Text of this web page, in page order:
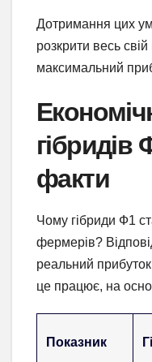
Дотримання цих
розкрити весь
максимальний
факти
Чому гібриди Ф1
фермерів?
реальний
це працює, на
Показник